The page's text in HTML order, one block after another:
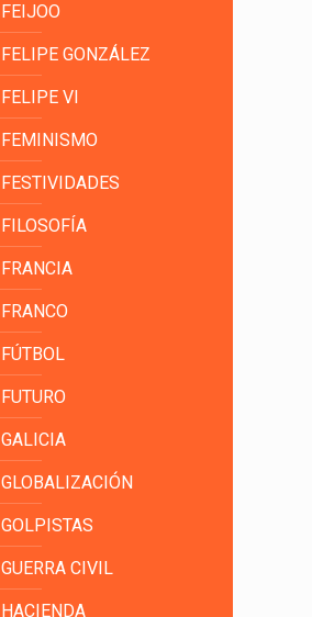
FEIJOO
FELIPE GONZÁLEZ
FELIPE VI
FEMINISMO
FESTIVIDADES
FILOSOFÍA
FRANCIA
FRANCO
FÚTBOL
FUTURO
GALICIA
GLOBALIZACIÓN
GOLPISTAS
GUERRA CIVIL
HACIENDA